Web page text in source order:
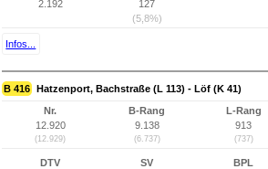
2.192
127
(5,8%)
Infos...
B 416 Hatzenport, Bachstraße (L 113) - Löf (K 41)
Nr.
12.920
(12.929)
B-Rang
9.138
(6.737)
L-Rang
913
(737)
DTV
SV
BPL